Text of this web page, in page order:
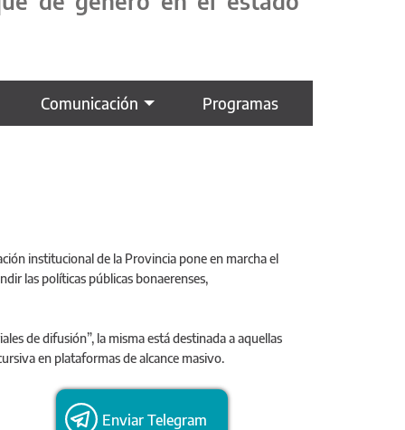
Comunicación Programas
institucional de la Provincia pone en marcha el
las políticas públicas bonaerenses,
de difusión”, la misma está destinada a aquellas
en plataformas de alcance masivo.
Enviar Telegram